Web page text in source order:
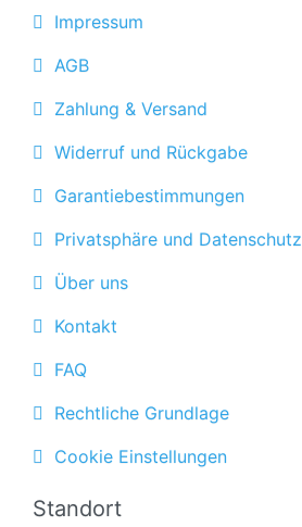
Impressum
AGB
Zahlung & Versand
Widerruf und Rückgabe
Garantiebestimmungen
Privatsphäre und Datenschutz
Über uns
Kontakt
FAQ
Rechtliche Grundlage
Cookie Einstellungen
Standort